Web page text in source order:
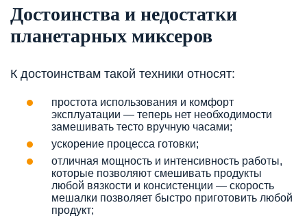
Достоинства и недостатки
планетарных миксеров
К достоинствам такой техники относят:
простота использования и комфорт
эксплуатации — теперь нет необходимости
замешивать тесто вручную часами;
ускорение процесса готовки;
отличная мощность и интенсивность работы,
которые позволяют смешивать продукты
любой вязкости и консистенции — скорость
мешалки позволяет быстро приготовить любой
продукт;